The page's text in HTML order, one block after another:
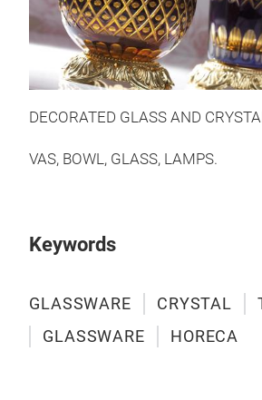
DECORATED GLASS AND
VAS, BOWL, GLASS, LAMPS.
Keywords
GLASSWARE CRYSTAL
GLASSWARE
HORECA